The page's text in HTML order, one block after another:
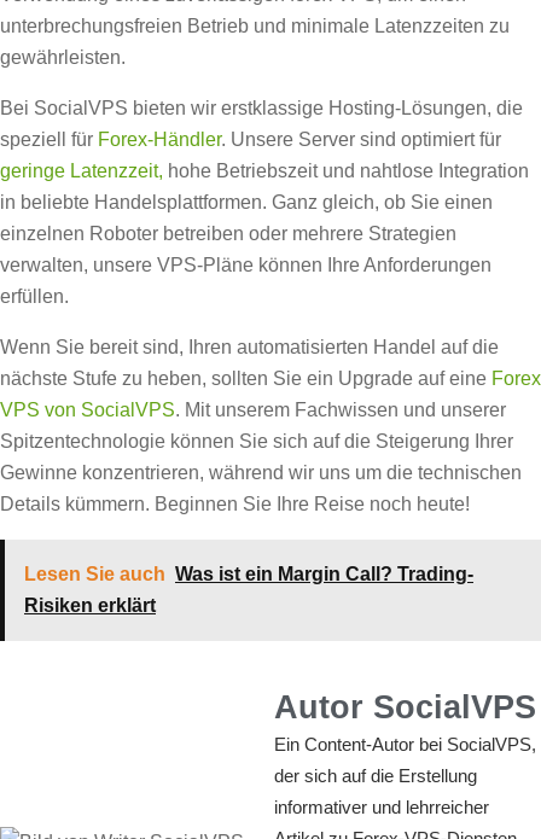
unterbrechungsfreien Betrieb und minimale Latenzzeiten zu
gewährleisten.
Bei SocialVPS bieten wir erstklassige Hosting-Lösungen, die
speziell für Forex-Händler. Unsere Server sind optimiert für
geringe Latenzzeit, hohe Betriebszeit und nahtlose Integration
in beliebte Handelsplattformen. Ganz gleich, ob Sie einen
einzelnen Roboter betreiben oder mehrere Strategien
verwalten, unsere VPS-Pläne können Ihre Anforderungen
erfüllen.
Wenn Sie bereit sind, Ihren automatisierten Handel auf die
nächste Stufe zu heben, sollten Sie ein Upgrade auf eine Forex
VPS von SocialVPS. Mit unserem Fachwissen und unserer
Spitzentechnologie können Sie sich auf die Steigerung Ihrer
Gewinne konzentrieren, während wir uns um die technischen
Details kümmern. Beginnen Sie Ihre Reise noch heute!
Lesen Sie auch Was ist ein Margin Call? Trading-
Risiken erklärt
Autor SocialVPS
Ein Content-Autor bei SocialVPS,
der sich auf die Erstellung
informativer und lehrreicher